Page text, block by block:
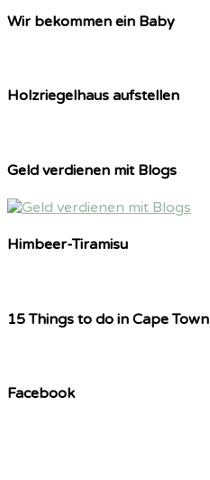
Wir bekommen ein Baby
Holzriegelhaus aufstellen
Geld verdienen mit Blogs
Himbeer-Tiramisu
15 Things to do in Cape Town
Facebook